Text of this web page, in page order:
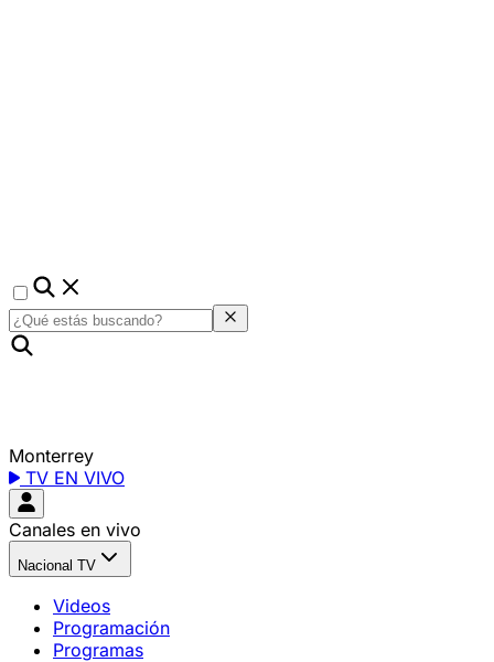
Monterrey
TV EN VIVO
Canales en vivo
Nacional TV
Videos
Programación
Programas